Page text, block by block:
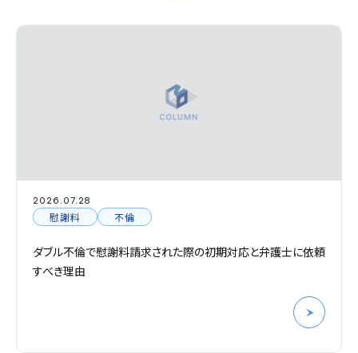
2026.07.28
慰謝料
不倫
ダブル不倫で慰謝料請求された際の初期対応と弁護士に依頼
すべき理由